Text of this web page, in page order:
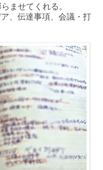
ませてくれる。
、伝達事項、会議・打